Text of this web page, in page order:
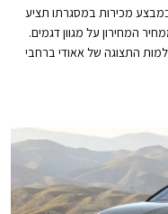
במבצע מכירות במסגרתו תציע
משמעותית של עד 43,300 ₪ ממחיר המחירון על מגוון דגמים.
16-21 ביולי בכל אולמות התצוגה של אאודי ברחבי